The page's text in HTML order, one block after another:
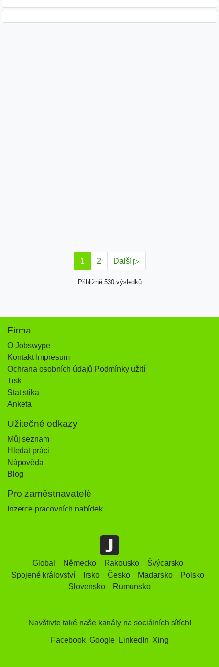
1 2 Další ▷
Přibližně 530 výsledků
Firma
O Jobswype
Kontakt Impresum
Ochrana osobních údajů Podmínky užití
Tisk
Statistika
Anketa
Užitečné odkazy
Můj seznam
Hledat práci
Nápověda
Blog
Pro zaměstnavatelé
Inzerce pracovních nabídek
Global Německo Rakousko
Švýcarsko
Spojené království
Irsko Česko Maďarsko
Polsko
Slovensko
Rumunsko
Navštivte také naše kanály na sociálních sítích!
Facebook Google LinkedIn Xing